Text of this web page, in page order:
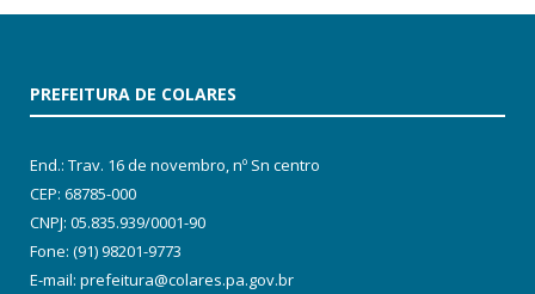
PREFEITURA DE COLARES
End.: Trav. 16 de novembro, nº Sn centro
CEP: 68785-000
CNPJ: 05.835.939/0001-90
Fone: (91) 98201-9773
E-mail: prefeitura@colares.pa.gov.br